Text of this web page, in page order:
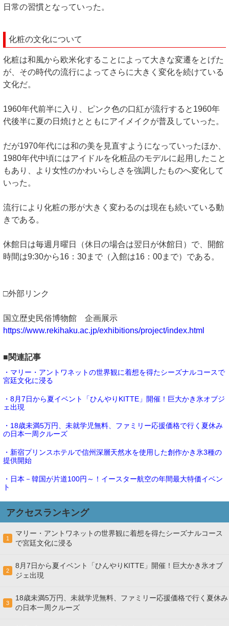
日常の習慣となっていった。
化粧の文化について
化粧は和風から欧米化することによって大きな変遷をとげた
が、その時代の流行によってさらに大きく変化を続けている
文化だ。
1960年代前半に入り、ピンク色の口紅が流行すると1960年
代後半に夏の日焼けとともにアイメイクが普及していった。
だが1970年代には和の美を見直すようになっていったほか、
1980年代中頃にはアイドルを化粧品のモデルに起用したこと
もあり、より女性のかわいらしさを強調したものへ変化して
いった。
流行により化粧の形が大きく変わるのは現在も続いている動
きである。
休館日は毎週月曜日（休日の場合は翌日が休館日）で、開館
時間は9:30から16：30まで（入館は16：00まで）である。
□外部リンク
国立歴史民俗博物館 企画展示
https://www.rekihaku.ac.jp/exhibitions/project/index.html
■関連記事
・マリー・アントワネットの世界観に着想を得たシーズナルコースで
宮廷文化に浸る
・8月7日から夏イベント「ひんやりKITTE」開催！巨大かき氷オブジ
ェ出現
・18歳未満5万円、未就学児無料、ファミリー応援価格で行く夏休み
の日本一周クルーズ
・新宿プリンスホテルで信州深層天然水を使用した創作かき氷3種の
提供開始
・日本－韓国が片道100円～！イースター航空の年間最大特価イベン
ト
アクセスランキング
1
マリー・アントワネットの世界観に着想を得たシーズナルコース
で宮廷文化に浸る
2
8月7日から夏イベント「ひんやりKITTE」開催！巨大かき氷オブ
ジェ出現
3
18歳未満5万円、未就学児無料、ファミリー応援価格で行く夏休み
の日本一周クルーズ